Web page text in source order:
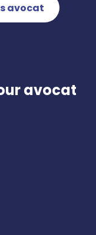
avocat
avocat